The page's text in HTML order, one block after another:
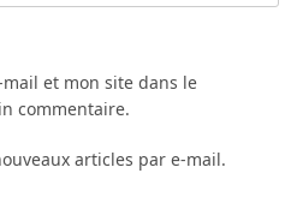
et mon site dans le
commentaire.
articles par e-mail.